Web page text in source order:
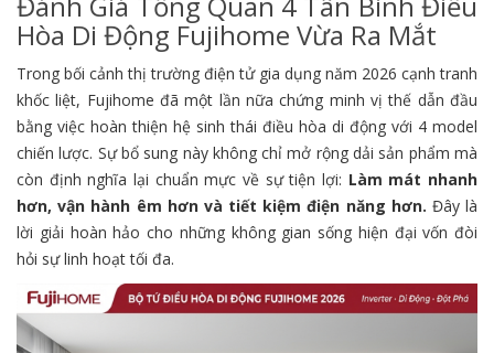
Hòa Di Động Fujihome Vừa Ra Mắt
Trong bối cảnh thị trường điện tử gia dụng năm 2026 cạnh tranh
khốc liệt, Fujihome đã một lần nữa chứng minh vị thế dẫn đầu
bằng việc hoàn thiện hệ sinh thái điều hòa di động với 4 model
chiến lược. Sự bổ sung này không chỉ mở rộng dải sản phẩm mà
còn định nghĩa lại chuẩn mực về sự tiện lợi: Làm mát nhanh
hơn, vận hành êm hơn và tiết kiệm điện năng hơn. Đây là
lời giải hoàn hảo cho những không gian sống hiện đại vốn đòi
hỏi sự linh hoạt tối đa.